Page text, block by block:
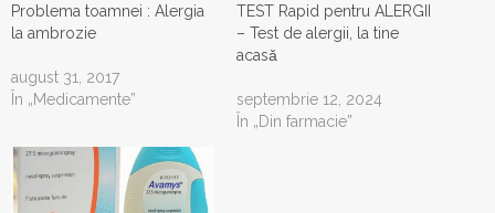
Problema toamnei : Alergia
la ambrozie
august 31, 2017
În „Medicamente”
TEST Rapid pentru ALERGII
– Test de alergii, la tine
acasǎ
septembrie 12, 2024
În „Din farmacie”